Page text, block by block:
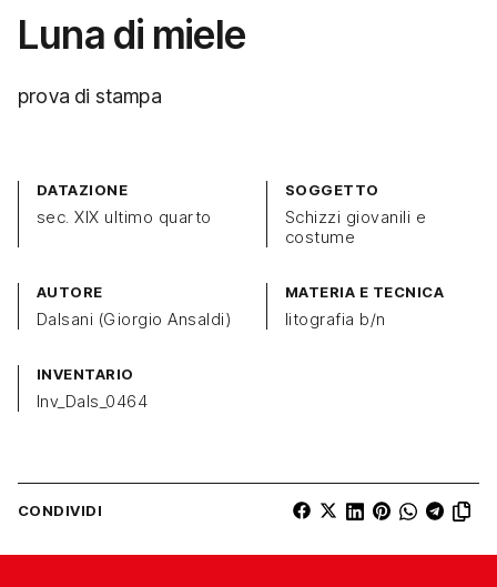
Luna di miele
prova di stampa
DATAZIONE
sec. XIX ultimo quarto
SOGGETTO
Schizzi giovanili e
costume
AUTORE
Dalsani (Giorgio Ansaldi)
MATERIA E TECNICA
litografia b/n
INVENTARIO
Inv_Dals_0464
CONDIVIDI